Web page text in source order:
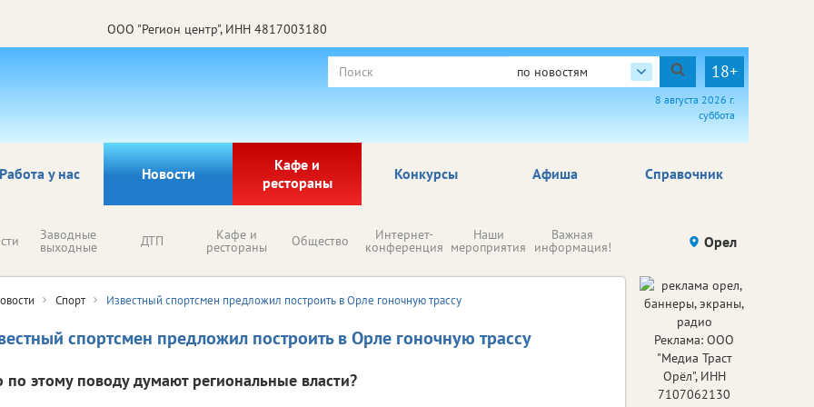
ООО "Регион центр", ИНН 4817003180
по новостям 18+
8 августа 2026 г.
суббота
у нас Новости
Кафе и
рестораны
Афиша Справочник
Конкурсы
Заводные
выходные ДТП Кафе и
рестораны Общество Интернет-
конференция
Наши
мероприятия
Важная
информация! Происшествия Здоровье
Орел
Спорт Известный спортсмен предложил построить в Орле гоночную трассу
спортсмен предложил построить в Орле гоночную трассу
по этому поводу думают региональные власти?
Реклама: ООО
"Медиа Траст
Орёл", ИНН
7107062130